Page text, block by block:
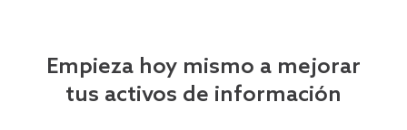
Empieza hoy mismo a mejorar
tus activos de información